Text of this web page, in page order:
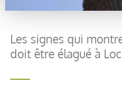
Les signes qui
doit être élagué à